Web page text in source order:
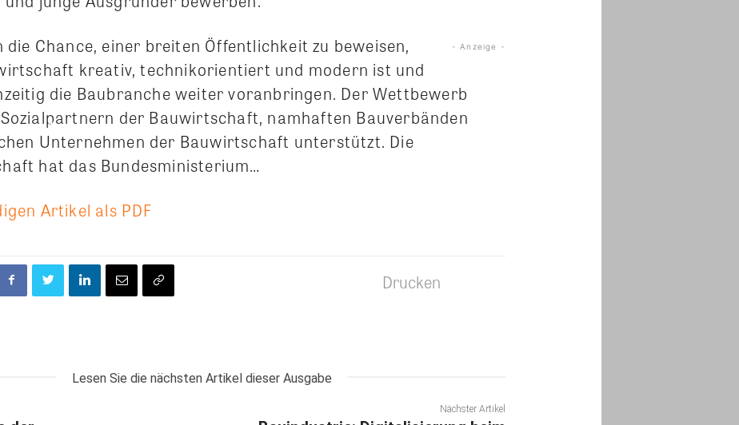
- Anzeige -
die Chance, einer breiten Öffentlichkeit zu beweisen,
kreativ, technikorientiert und modern ist und
die Baubranche weiter voranbringen. Der Wettbewerb
der Bauwirtschaft, namhaften Bauverbänden
Unternehmen der Bauwirtschaft unterstützt. Die
hat das Bundesministerium…
Artikel als PDF
Drucken
Lesen Sie die nächsten Artikel dieser Ausgabe
Nächster Artikel